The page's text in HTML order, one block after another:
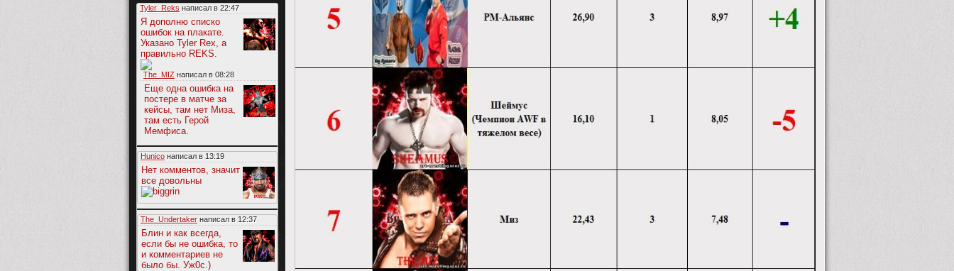
Tyler_Reks написал в 22:47
Я дополню списко
ошибок на плакате.
Указано Tyler Rex, а
правильно REKS.
The_MIZ написал в 08:28
Еще одна ошибка на
постере в матче за
кейсы, там нет Миза,
там есть Герой
Мемфиса.
Hunico написал в 13:19
Нет комментов, значит
все довольны
The_Undertaker написал в 12:37
Блин и как всегда,
если бы не ошибка, то
и комментариев не
было бы. Уж0с.)